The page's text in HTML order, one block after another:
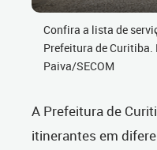
Confira a lista de
Prefeitura de Curitiba.
Paiva/SECOM
A Prefeitura de
itinerantes em